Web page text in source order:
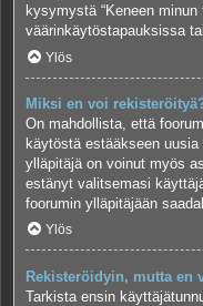
kysymystä “Keneen
väärinkäytöstapauksissa
Ylös
Miksi en voi
On mahdollista, että
käytöstä estääkseen
ylläpitäjä on voinut myös
estänyt valitsemasi
foorumin ylläpitäjään
Ylös
Rekisteröidyin, mutta en
Tarkista ensin